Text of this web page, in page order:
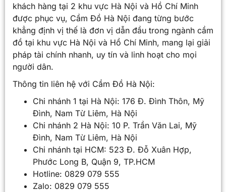
khách hàng tại 2 khu vực Hà Nội và Hồ Chí Minh
được phục vụ, Cầm Đồ Hà Nội đang từng bước
khẳng định vị thế là đơn vị dẫn đầu trong ngành cầm
đồ tại khu vực Hà Nội và Hồ Chí Minh, mang lại giải
pháp tài chính nhanh, uy tín và linh hoạt cho mọi
người dân.
Thông tin liên hệ với Cầm Đồ Hà Nội:
Chi nhánh 1 tại Hà Nội: 176 Đ. Đình Thôn, Mỹ
Đình, Nam Từ Liêm, Hà Nội
Chi nhánh 2 Hà Nội: 10 P. Trần Văn Lai, Mỹ
Đình, Nam Từ Liêm, Hà Nội
Chi nhánh tại HCM: 523 Đ. Đỗ Xuân Hợp,
Phước Long B, Quận 9, TP.HCM
Hotline: 0829 079 555
Zalo: 0829 079 555